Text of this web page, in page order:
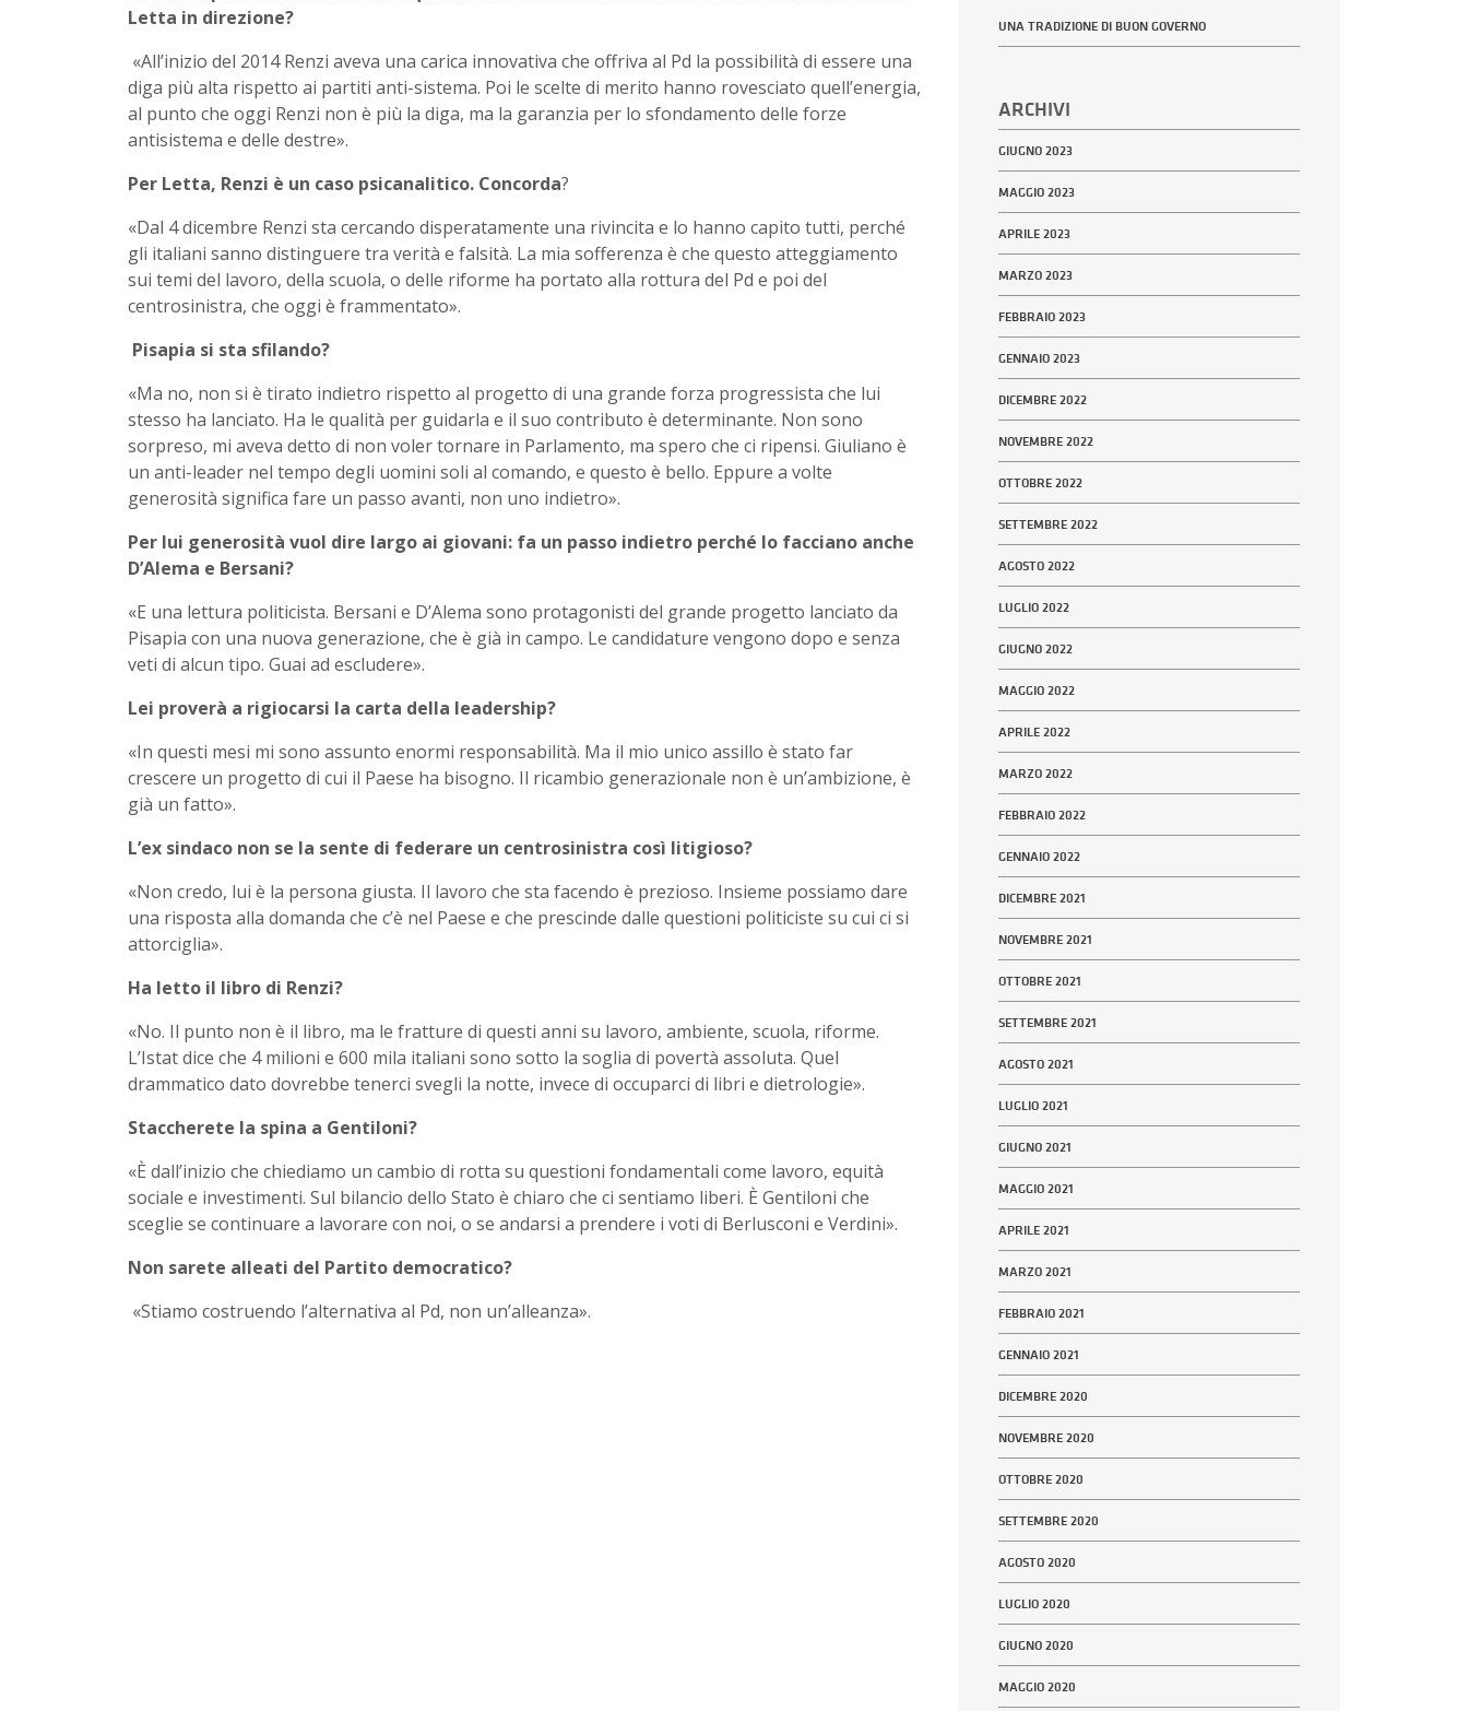
Letta in direzione?
«All’inizio del 2014 Renzi aveva una carica innovativa che offriva al Pd la possibilità di essere una
diga più alta rispetto ai partiti anti-sistema. Poi le scelte di merito hanno rovesciato quell’energia,
al punto che oggi Renzi non è più la diga, ma la garanzia per lo sfondamento delle forze
antisistema e delle destre».
Per Letta, Renzi è un caso psicanalitico. Concorda?
«Dal 4 dicembre Renzi sta cercando disperatamente una rivincita e lo hanno capito tutti, perché
gli italiani sanno distinguere tra verità e falsità. La mia sofferenza è che questo atteggiamento
sui temi del lavoro, della scuola, o delle riforme ha portato alla rottura del Pd e poi del
centrosinistra, che oggi è frammentato».
Pisapia si sta sfilando?
«Ma no, non si è tirato indietro rispetto al progetto di una grande forza progressista che lui
stesso ha lanciato. Ha le qualità per guidarla e il suo contributo è determinante. Non sono
sorpreso, mi aveva detto di non voler tornare in Parlamento, ma spero che ci ripensi. Giuliano è
un anti-leader nel tempo degli uomini soli al comando, e questo è bello. Eppure a volte
generosità significa fare un passo avanti, non uno indietro».
Per lui generosità vuol dire largo ai giovani: fa un passo indietro perché lo facciano anche
D’Alema e Bersani?
«E una lettura politicista. Bersani e D’Alema sono protagonisti del grande progetto lanciato da
Pisapia con una nuova generazione, che è già in campo. Le candidature vengono dopo e senza
veti di alcun tipo. Guai ad escludere».
Lei proverà a rigiocarsi la carta della leadership?
«In questi mesi mi sono assunto enormi responsabilità. Ma il mio unico assillo è stato far
crescere un progetto di cui il Paese ha bisogno. Il ricambio generazionale non è un’ambizione, è
già un fatto».
L’ex sindaco non se la sente di federare un centrosinistra così litigioso?
«Non credo, lui è la persona giusta. Il lavoro che sta facendo è prezioso. Insieme possiamo dare
una risposta alla domanda che c’è nel Paese e che prescinde dalle questioni politiciste su cui ci si
attorciglia».
Ha letto il libro di Renzi?
«No. Il punto non è il libro, ma le fratture di questi anni su lavoro, ambiente, scuola, riforme.
L’Istat dice che 4 milioni e 600 mila italiani sono sotto la soglia di povertà assoluta. Quel
drammatico dato dovrebbe tenerci svegli la notte, invece di occuparci di libri e dietrologie».
Staccherete la spina a Gentiloni?
«È dall’inizio che chiediamo un cambio di rotta su questioni fondamentali come lavoro, equità
sociale e investimenti. Sul bilancio dello Stato è chiaro che ci sentiamo liberi. È Gentiloni che
sceglie se continuare a lavorare con noi, o se andarsi a prendere i voti di Berlusconi e Verdini».
Non sarete alleati del Partito democratico?
«Stiamo costruendo l’alternativa al Pd, non un’alleanza».
UNA TRADIZIONE DI BUON GOVERNO
ARCHIVI
GIUGNO 2023
MAGGIO 2023
APRILE 2023
MARZO 2023
FEBBRAIO 2023
GENNAIO 2023
DICEMBRE 2022
NOVEMBRE 2022
OTTOBRE 2022
SETTEMBRE 2022
AGOSTO 2022
LUGLIO 2022
GIUGNO 2022
MAGGIO 2022
APRILE 2022
MARZO 2022
FEBBRAIO 2022
GENNAIO 2022
DICEMBRE 2021
NOVEMBRE 2021
OTTOBRE 2021
SETTEMBRE 2021
AGOSTO 2021
LUGLIO 2021
GIUGNO 2021
MAGGIO 2021
APRILE 2021
MARZO 2021
FEBBRAIO 2021
GENNAIO 2021
DICEMBRE 2020
NOVEMBRE 2020
OTTOBRE 2020
SETTEMBRE 2020
AGOSTO 2020
LUGLIO 2020
GIUGNO 2020
MAGGIO 2020